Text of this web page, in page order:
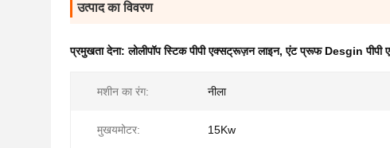
उत्पाद का विवरण
प्रमुखता देना:लोलीपॉप स्टिक पीपी एक्सट्रूज़न लाइन,एंट प्रूफ Desgin पीपी
मशीन का रंग: नीला
मुखयमोटर: 15Kw